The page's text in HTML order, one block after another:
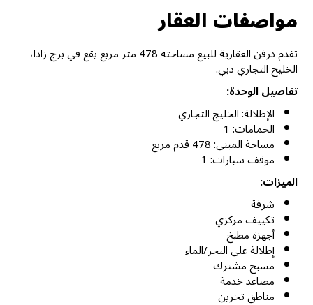
مواصفات العقار
تقدم درفن العقارية للبيع مساحته 478 متر مربع يقع في برج زادا،
الخليج التجاري دبي.
تفاصيل الوحدة:
الإطلالة: الخليج التجاري
الحمامات: 1
مساحة المبنى: 478 قدم مربع
موقف سيارات: 1
الميزات:
شرفة
تكييف مركزي
أجهزة مطبخ
إطلالة على البحر/الماء
مسبح مشترك
مصاعد خدمة
مناطق تخزين